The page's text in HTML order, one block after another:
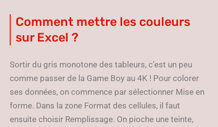
Comment mettre les couleurs
sur Excel ?
Sortir du gris monotone des tableurs, c’est un peu
comme passer de la Game Boy au 4K ! Pour colorer
ses données, on commence par sélectionner Mise en
forme. Dans la zone Format des cellules, il faut
ensuite choisir Remplissage. On pioche une teinte,